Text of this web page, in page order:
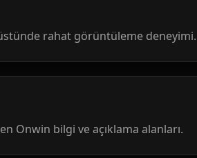
rahat görüntüleme deneyimi.
Onwin bilgi ve açıklama alanları.